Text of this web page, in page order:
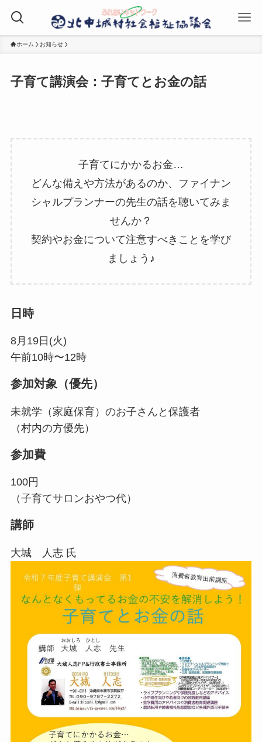
ホーム お知らせ
子育て講演会：子育てとお金の話
子育てにかかるお金…
どんな備えや方法があるのか、ファイナン
シャルプランナーの先生の話を聴いてみま
せんか？
契約やお金について注意すべきことを学び
ましょう♪
日時
8月19日(火)
午前10時〜12時
参加対象（優先）
未就学（家庭保育）のお子さんと保護者
（村内の方優先）
参加費
100円
（子育てサロンおやつ代）
講師
大城 人志 氏